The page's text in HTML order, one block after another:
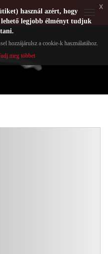
használ azért, hogy
legjobb élményt tudjuk
hozzájárulsz a cookie-k használatához.
meg többet
x